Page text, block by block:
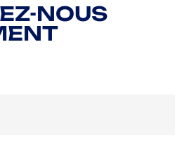
NOUS